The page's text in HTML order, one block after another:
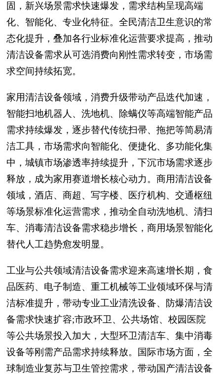
固，新兴场景需求快速爆发，需求结构呈现高端
化、智能化、专业化特征。全民清洁卫生意识的常
态化提升，叠加各行业标准化运营要求提高，推动
清洁设备需求从可选消费向刚性需求转变，市场需
求空间持续拓宽。
家用清洁设备领域，消费升级带动产品迭代加速，
智能扫地机器人、洗地机、除螨仪等高端智能产品
需求持续爆发，逐步替代传统扫帚、拖把等简易清
洁工具，市场需求向智能化、便捷化、多功能化集
中，城镇市场渗透率持续提升，下沉市场需求逐步
释放，成为家用赛道增长核心动力。商用清洁设备
领域，酒店、商超、写字楼、医疗机构、交通枢纽
等场景标准化运营需求，推动全自动洗地机、清扫
车、消毒清洁设备需求稳步增长，商用场景智能化
替代人工趋势愈发明显。
工业与公共领域清洁设备需求迎来高速增长期，食
品医药、电子制造、重工机械等工业领域环保与清
洁标准提升，带动专业工业清洗设备、防爆清洁设
备需求快速扩容;市政环卫、公共场馆、校园医院
等公共场景投入加大，大型环卫清洁车、集中消毒
设备等刚需产品需求持续释放。国际市场方面，全
球制造业复苏与卫生管控需求，带动国产清洁设备